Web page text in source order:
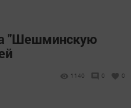
"Шешминскую
1140 0 0